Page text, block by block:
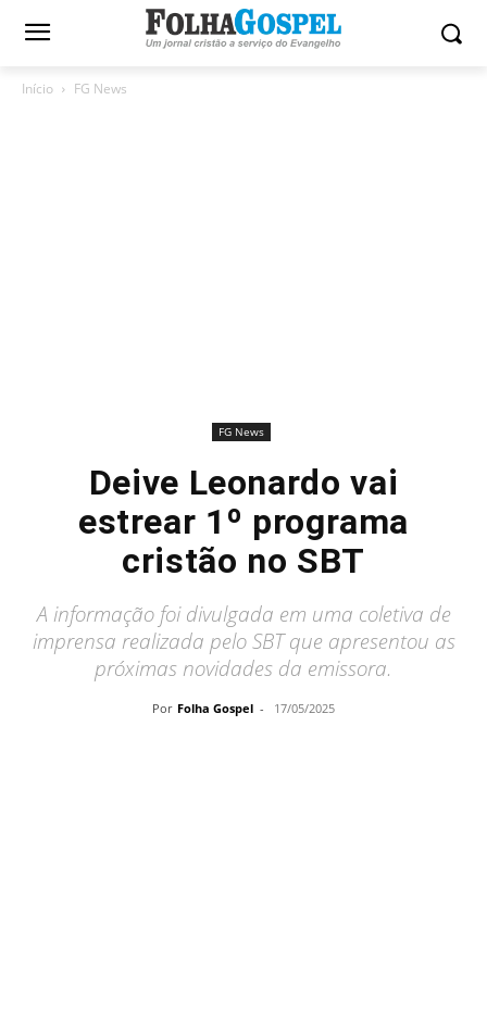
Início FG News
FG News
Deive Leonardo vai
estrear 1º programa
cristão no SBT
A informação foi divulgada em uma coletiva de
imprensa realizada pelo SBT que apresentou as
próximas novidades da emissora.
Por Folha Gospel - 17/05/2025